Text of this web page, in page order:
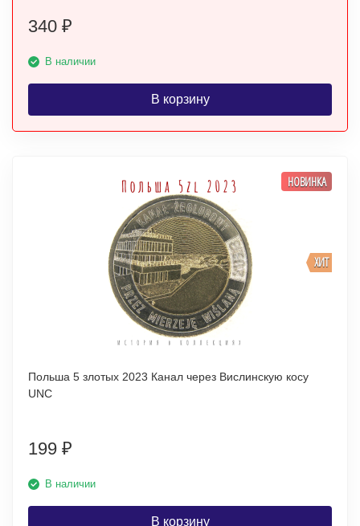
340 ₽
В наличии
В корзину
ХИТ
НОВИНКА
Польша 5 злотых 2023 Канал через Вислинскую косу
UNC
199 ₽
В наличии
В корзину